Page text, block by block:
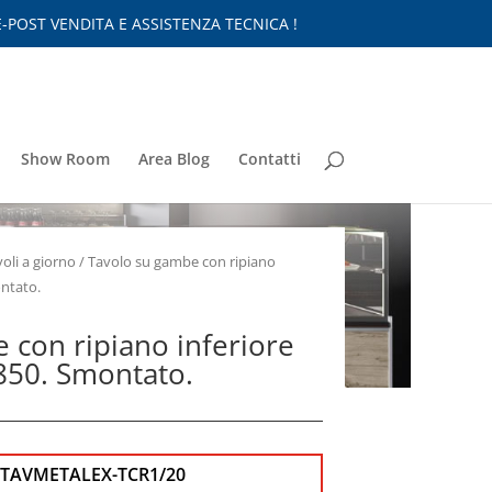
VENDITA E ASSISTENZA TECNICA !
Show Room Area Blog Contatti
a giorno / Tavolo su gambe con ripiano
con ripiano inferiore
Smontato.
TCR1/20